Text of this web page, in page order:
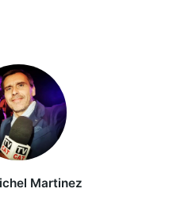
Martinez